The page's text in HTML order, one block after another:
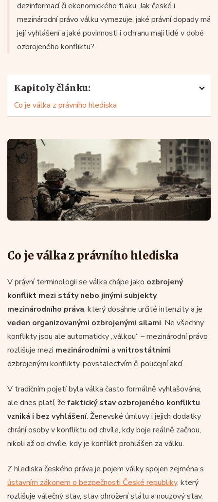
dezinformací či ekonomického tlaku. Jak české i
mezinárodní právo válku vymezuje, jaké právní dopady má
její vyhlášení a jaké povinnosti i ochranu mají lidé v době
ozbrojeného konfliktu?
Kapitoly článku:
Co je válka z právního hlediska
Co je válka z právního hlediska
V právní terminologii se válka chápe jako ozbrojený
konflikt mezi státy nebo jinými subjekty
mezinárodního práva, který dosáhne určité intenzity a je
veden organizovanými ozbrojenými silami. Ne všechny
konflikty jsou ale automaticky „válkou“ – mezinárodní právo
rozlišuje mezi mezinárodními a vnitrostátními
ozbrojenými konflikty, povstalectvím či policejní akcí.
V tradičním pojetí byla válka často formálně vyhlašována,
ale dnes platí, že faktický stav ozbrojeného konfliktu
vzniká i bez vyhlášení. Ženevské úmluvy i jejich dodatky
chrání osoby v konfliktu od chvíle, kdy boje reálně začnou,
nikoli až od chvíle, kdy je konflikt prohlášen za válku.
Z hlediska českého práva je pojem války spojen zejména s
ústavním zákonem o bezpečnosti České republiky, který
rozlišuje válečný stav, stav ohrožení státu a nouzový stav.